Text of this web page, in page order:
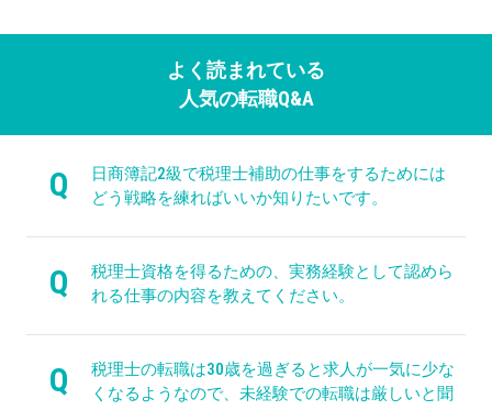
よく読まれている
人気の転職Q&A
Q
日商簿記2級で税理士補助の仕事をするためには
どう戦略を練ればいいか知りたいです。
Q
税理士資格を得るための、実務経験として認めら
れる仕事の内容を教えてください。
Q
税理士の転職は30歳を過ぎると求人が一気に少な
くなるようなので、未経験での転職は厳しいと聞